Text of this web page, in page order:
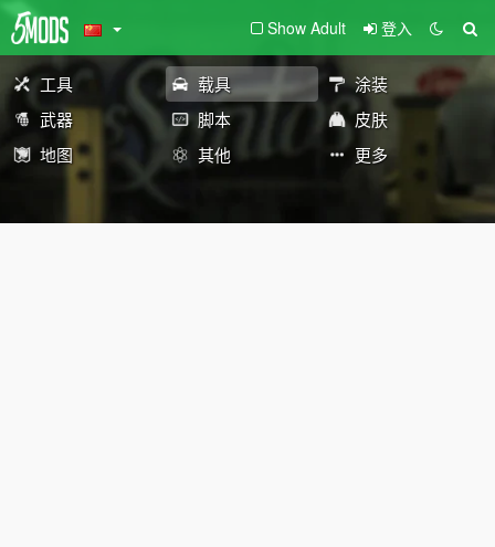
Show Adult 登入
工具 载具
涂装
武器
脚本
皮肤
地图
其他 更多